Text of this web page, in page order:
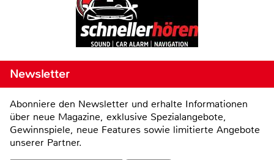
Newsletter
Abonniere den Newsletter und erhalte Informationen
über neue Magazine, exklusive Spezialangebote,
Gewinnspiele, neue Features sowie limitierte Angebote
unserer Partner.